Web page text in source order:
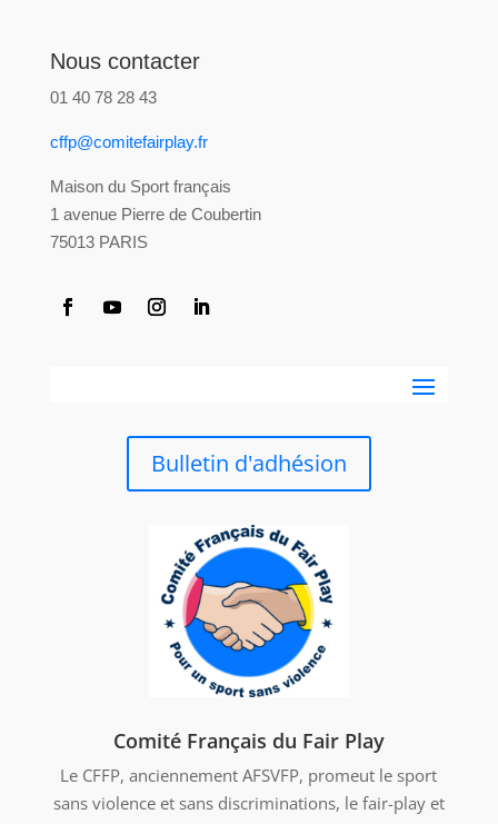
Nous contacter
01 40 78 28 43
cffp@comitefairplay.fr
Maison du Sport français
1 avenue Pierre de Coubertin
75013 PARIS
Bulletin d'adhésion
Comité Français du Fair Play
Le CFFP, anciennement AFSVFP, promeut le sport
sans violence et sans discriminations, le fair-play et